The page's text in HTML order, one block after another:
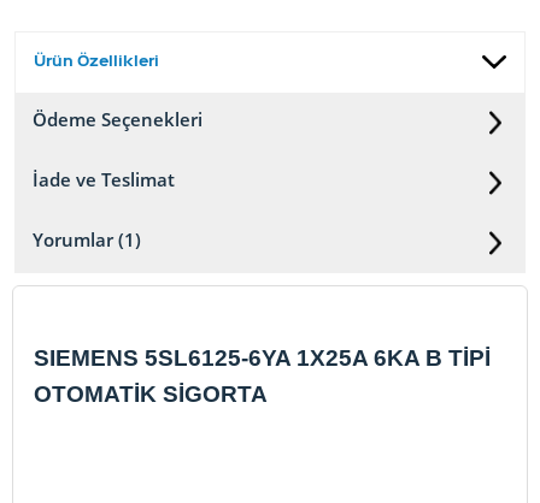
Ürün Özellikleri
Ödeme Seçenekleri
İade ve Teslimat
Yorumlar (1)
SIEMENS 5SL6125-6YA 1X25A 6KA B TİPİ
OTOMATİK SİGORTA